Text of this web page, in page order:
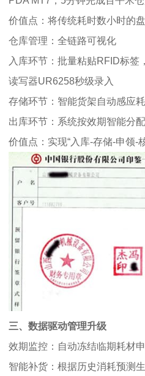
价值点：将传统耗时数小时的
仓库管理：全链路可视化
入库环节：批量粘贴RFID标签
读写器UR6258秒级录入
存储环节：智能货架自动感应
出库环节：系统按效期智能分
价值点：实现“入库-存储-申领-
三、数据驱动管理升级
效期监控：自动冻结临期耗材
智能补货：根据历史消耗预测